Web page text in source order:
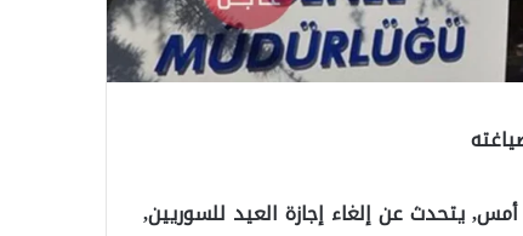
يتحدث عن إلغاء إجازة العيد للسوريين,